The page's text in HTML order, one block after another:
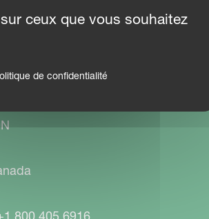
Ltée (Division
Drive
ceux que vous souhaitez
de confidentialité